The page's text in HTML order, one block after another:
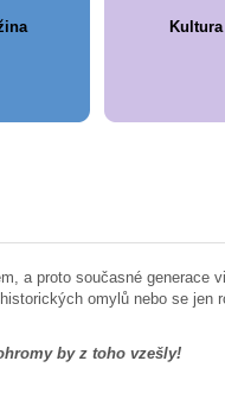
Kultura
a proto současné generace
omylů nebo se jen
by z toho vzešly!